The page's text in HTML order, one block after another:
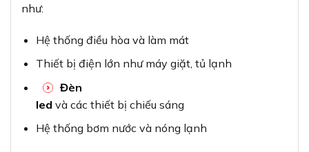
như:
Hệ thống điều hòa và làm mát
Thiết bị điện lớn như máy giặt, tủ lạnh
Đèn
led và các thiết bị chiếu sáng
Hệ thống bơm nước và nóng lạnh